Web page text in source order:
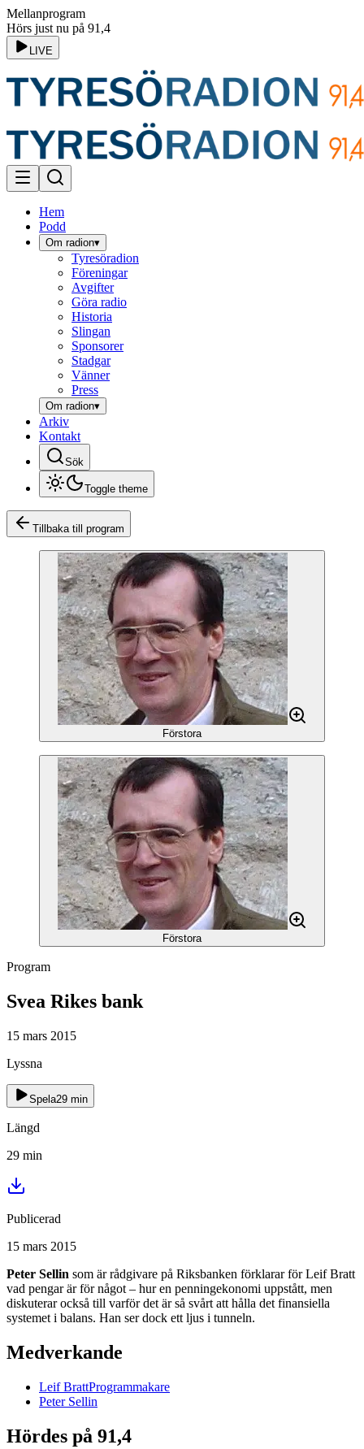
Mellanprogram
Hörs just nu på 91,4
LIVE
Hem
Podd
Om radion▾
Tyresöradion
Föreningar
Avgifter
Göra radio
Historia
Slingan
Sponsorer
Stadgar
Vänner
Press
Om radion▾
Arkiv
Kontakt
Sök
Toggle theme
Tillbaka till program
Förstora
Förstora
Program
Svea Rikes bank
15 mars 2015
Lyssna
Spela29 min
Längd
29 min
Publicerad
15 mars 2015
Peter Sellin som är rådgivare på Riksbanken förklarar för Leif Bratt
vad pengar är för något – hur en penningekonomi uppstått, men
diskuterar också till varför det är så svårt att hålla det finansiella
systemet i balans. Han ser dock ett ljus i tunneln.
Medverkande
Leif BrattProgrammakare
Peter Sellin
Hördes på 91,4